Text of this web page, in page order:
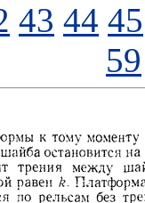
43 44 45
59